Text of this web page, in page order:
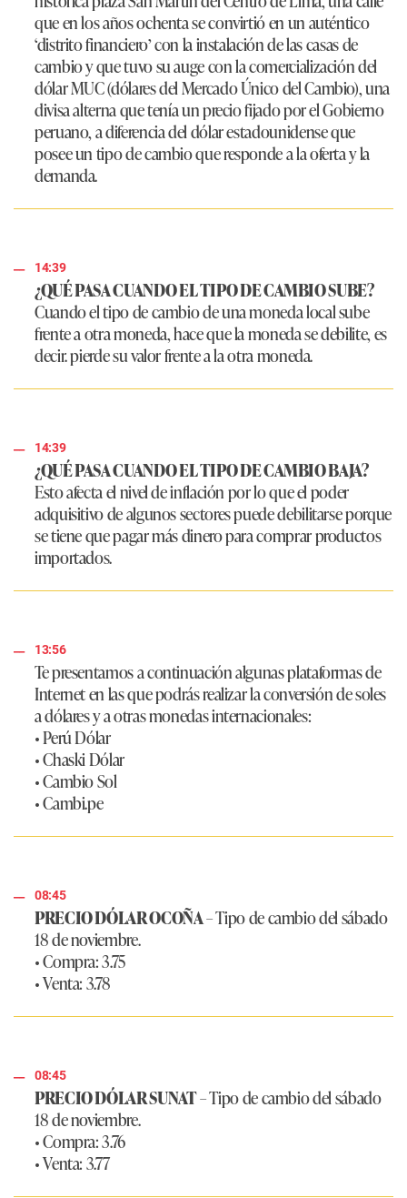
que en los años ochenta se convirtió en un auténtico
‘distrito financiero’ con la instalación de las casas de
cambio y que tuvo su auge con la comercialización del
dólar MUC (dólares del Mercado Único del Cambio), una
divisa alterna que tenía un precio fijado por el Gobierno
peruano, a diferencia del dólar estadounidense que
posee un tipo de cambio que responde a la oferta y la
demanda.
14:39
¿QUÉ PASA CUANDO EL TIPO DE CAMBIO SUBE?
Cuando el tipo de cambio de una moneda local sube
frente a otra moneda, hace que la moneda se debilite, es
decir. pierde su valor frente a la otra moneda.
14:39
¿QUÉ PASA CUANDO EL TIPO DE CAMBIO BAJA?
Esto afecta el nivel de inflación por lo que el poder
adquisitivo de algunos sectores puede debilitarse porque
se tiene que pagar más dinero para comprar productos
importados.
13:56
Te presentamos a continuación algunas plataformas de
Internet en las que podrás realizar la conversión de soles
a dólares y a otras monedas internacionales:
• Perú Dólar
• Chaski Dólar
• Cambio Sol
• Cambi.pe
08:45
PRECIO DÓLAR OCOÑA– Tipo de cambio del sábado
18 de noviembre.
• Compra: 3.75
• Venta: 3.78
08:45
PRECIO DÓLAR SUNAT– Tipo de cambio del sábado
18 de noviembre.
• Compra: 3.76
• Venta: 3.77